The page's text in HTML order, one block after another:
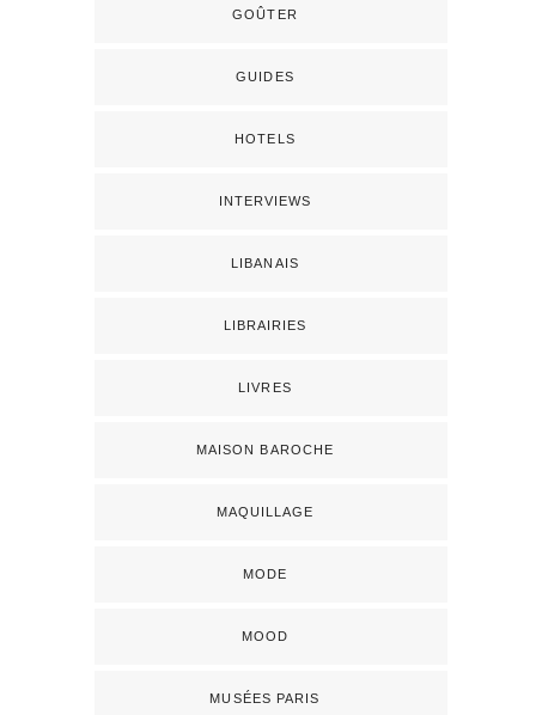
GOÛTER
GUIDES
HOTELS
INTERVIEWS
LIBANAIS
LIBRAIRIES
LIVRES
MAISON BAROCHE
MAQUILLAGE
MODE
MOOD
MUSÉES PARIS